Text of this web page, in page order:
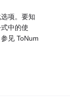
项。要知
中的使
见 ToNum